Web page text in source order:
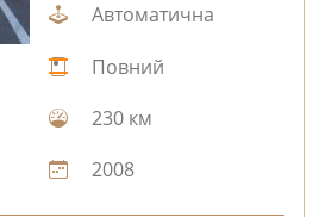
Автоматична
Повний
230 км
2008